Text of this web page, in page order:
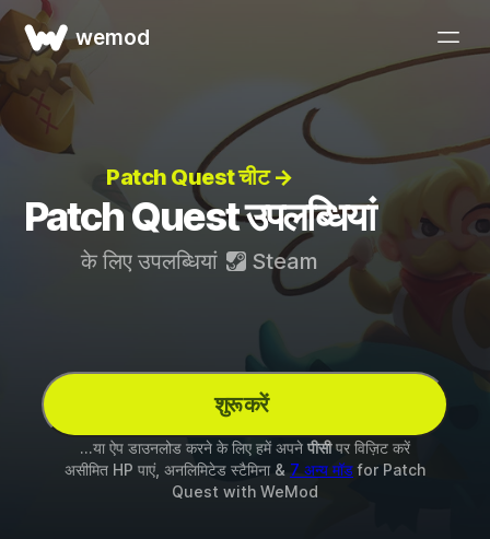
wemod
Patch Quest चीट →
Patch Quest उपलब्धियां
के लिए उपलब्धियां Steam
शुरू करें
...या ऐप डाउनलोड करने के लिए हमें अपने पीसीपर विज़िट करें
असीमित HP पाएं, अनलिमिटेड स्टैमिना & 7 अन्य मॉडfor Patch
Quest with WeMod